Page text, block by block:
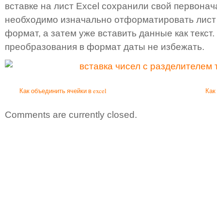
вставке на лист Excel сохранили свой
необходимо изначально отформатировать
формат, а затем уже вставить данные как
преобразования в формат даты не избежать.
Как объединить ячейки в excel
Comments are currently closed.